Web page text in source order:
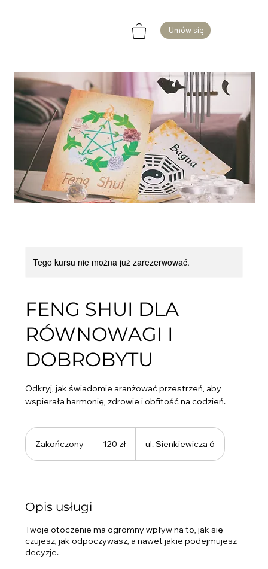
Umów się
Tego kursu nie można już zarezerwować.
FENG SHUI DLA
RÓWNOWAGI I
DOBROBYTU
Odkryj, jak świadomie aranżować przestrzeń, aby
wspierała harmonię, zdrowie i obfitość na codzień.
Zakończony
o
c
o
polskich
120 zł ul. Sienkiewicza 6
Opis usługi
Twoje otoczenie ma ogromny wpływ na to, jak się
czujesz, jak odpoczywasz, a nawet jakie podejmujesz
decyzje.